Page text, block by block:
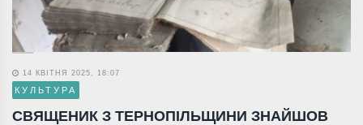
14 КВІТНЯ 2025, 18:07
КУЛЬТУРА
СВЯЩЕНИК З ТЕРНОПІЛЬЩИНИ ЗНАЙШОВ